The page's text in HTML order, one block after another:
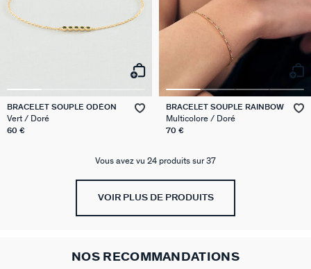
BRACELET SOUPLE ODÉON
Vert / Doré
60 €
BRACELET SOUPLE RAINBOW
Multicolore / Doré
70 €
Vous avez vu 24 produits sur 37
VOIR PLUS DE PRODUITS
NOS RECOMMANDATIONS